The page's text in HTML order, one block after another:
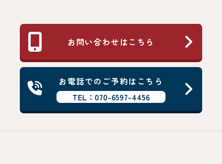
お問い合わせはこちら
お電話でのご予約はこちら
TEL：070-6597-4456